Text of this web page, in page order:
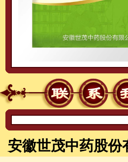
安徽世茂中药股份